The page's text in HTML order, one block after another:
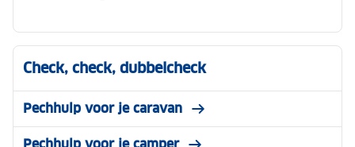
Check, check, dubbelcheck
Pechhulp voor je caravan